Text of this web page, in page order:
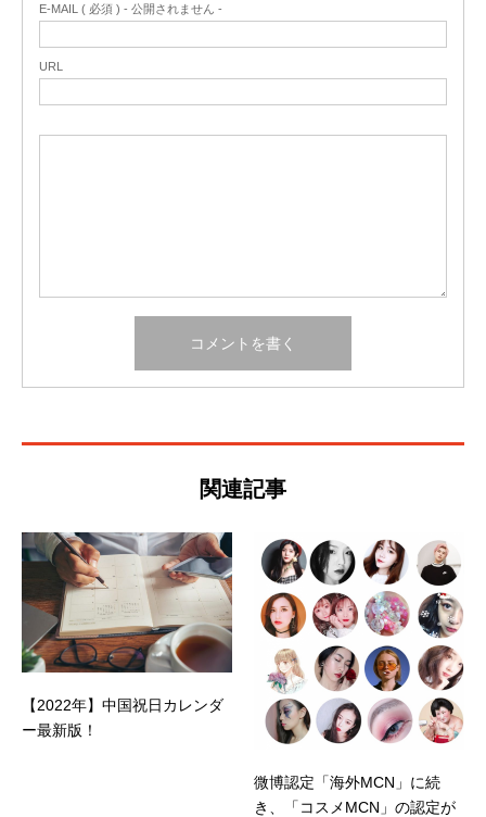
E-MAIL ( 必須 ) - 公開されません -
URL
関連記事
【2022年】中国祝日カレンダ
ー最新版！
微博認定「海外MCN」に続
き、「コスメMCN」の認定が